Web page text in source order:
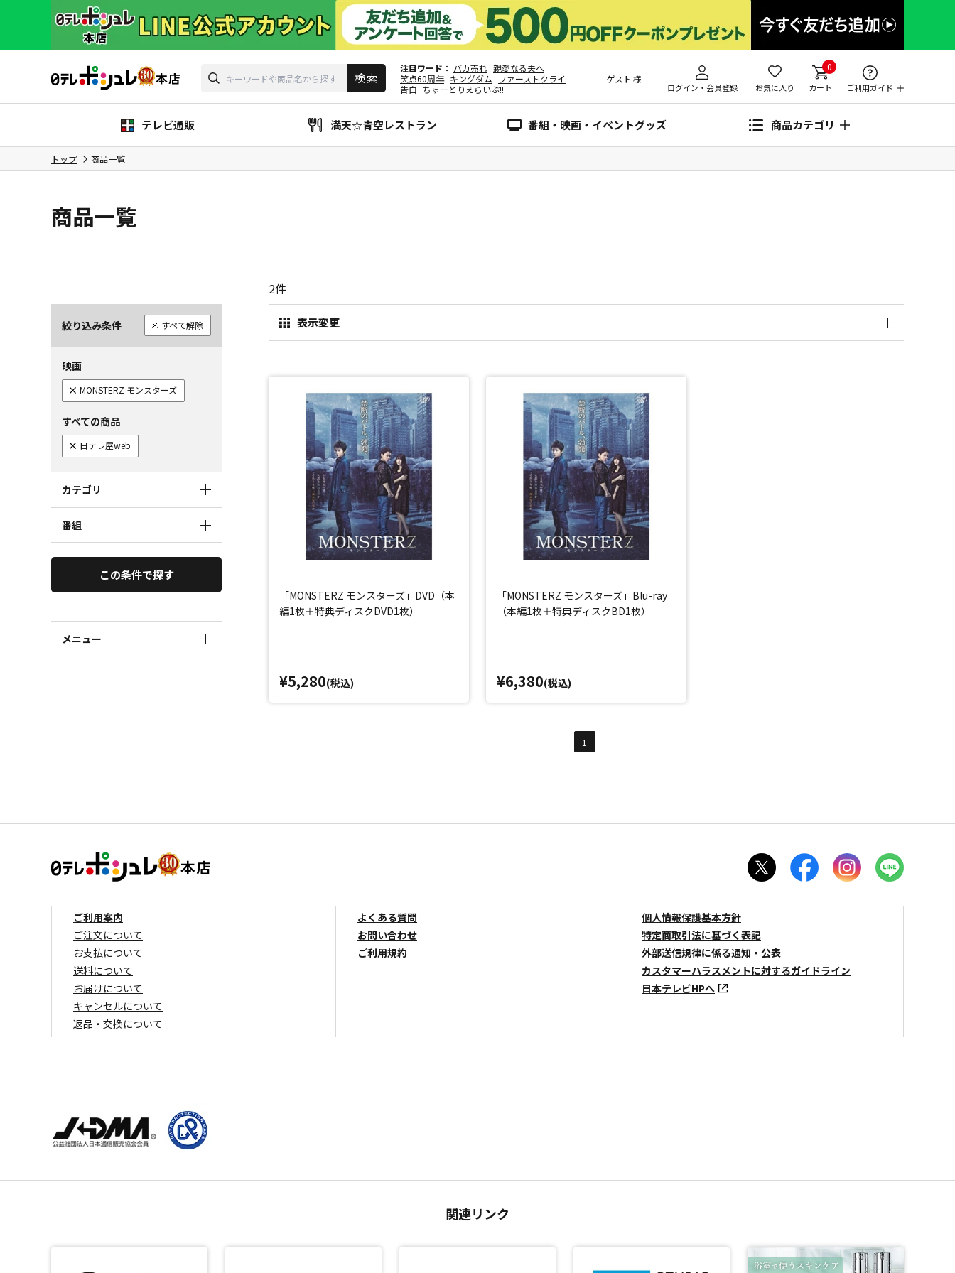
注目ワード バカ売れ 親愛なる夫へ
笑点60周年 キングダム ファーストクライ
告白 ちゅーとりえらいぶ!!
ゲスト 様
ログイン・会員登録 お気に入り
0
カート ご利用ガイド
テレビ通販 満天☆青空レストラン 番組・映画・イベントグッズ 商品カテゴリ
トップ 商品一覧
商品一覧
絞り込み条件 すべて解除
映画
MONSTERZ モンスターズ
すべての商品
日テレ屋web
カテゴリ
番組
この条件で探す
メニュー
2件
表示変更
「MONSTERZ モンスターズ」DVD（本
編1枚＋特典ディスクDVD1枚）
¥5,280(税込)
「MONSTERZ モンスターズ」Blu-ray
（本編1枚＋特典ディスクBD1枚）
¥6,380(税込)
1
ご利用案内
ご注文について
お支払について
送料について
お届けについて
キャンセルについて
返品・交換について
よくある質問
お問い合わせ
ご利用規約
個人情報保護基本方針
特定商取引法に基づく表記
外部送信規律に係る通知・公表
カスタマーハラスメントに対するガイドライン
日本テレビHPへ
関連リンク